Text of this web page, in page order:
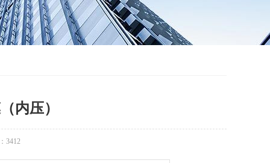
内压）
3412